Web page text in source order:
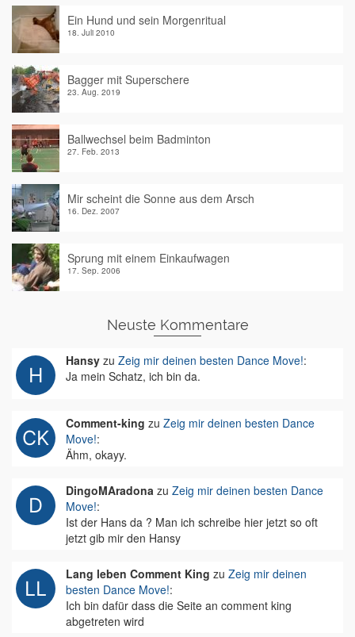
Ein Hund und sein Morgenritual
18. Juli 2010
Bagger mit Superschere
23. Aug. 2019
Ballwechsel beim Badminton
27. Feb. 2013
Mir scheint die Sonne aus dem Arsch
16. Dez. 2007
Sprung mit einem Einkaufwagen
17. Sep. 2006
Neuste Kommentare
Hansy zu Zeig mir deinen besten Dance Move!:
Ja mein Schatz, ich bin da.
Comment-king zu Zeig mir deinen besten Dance
Move!:
Ähm, okayy.
DingoMAradona zu Zeig mir deinen besten Dance
Move!:
Ist der Hans da ? Man ich schreibe hier jetzt so oft
jetzt gib mir den Hansy
Lang leben Comment King zu Zeig mir deinen
besten Dance Move!:
Ich bin dafür dass die Seite an comment king
abgetreten wird